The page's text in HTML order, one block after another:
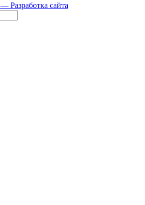
— Разработка сайта